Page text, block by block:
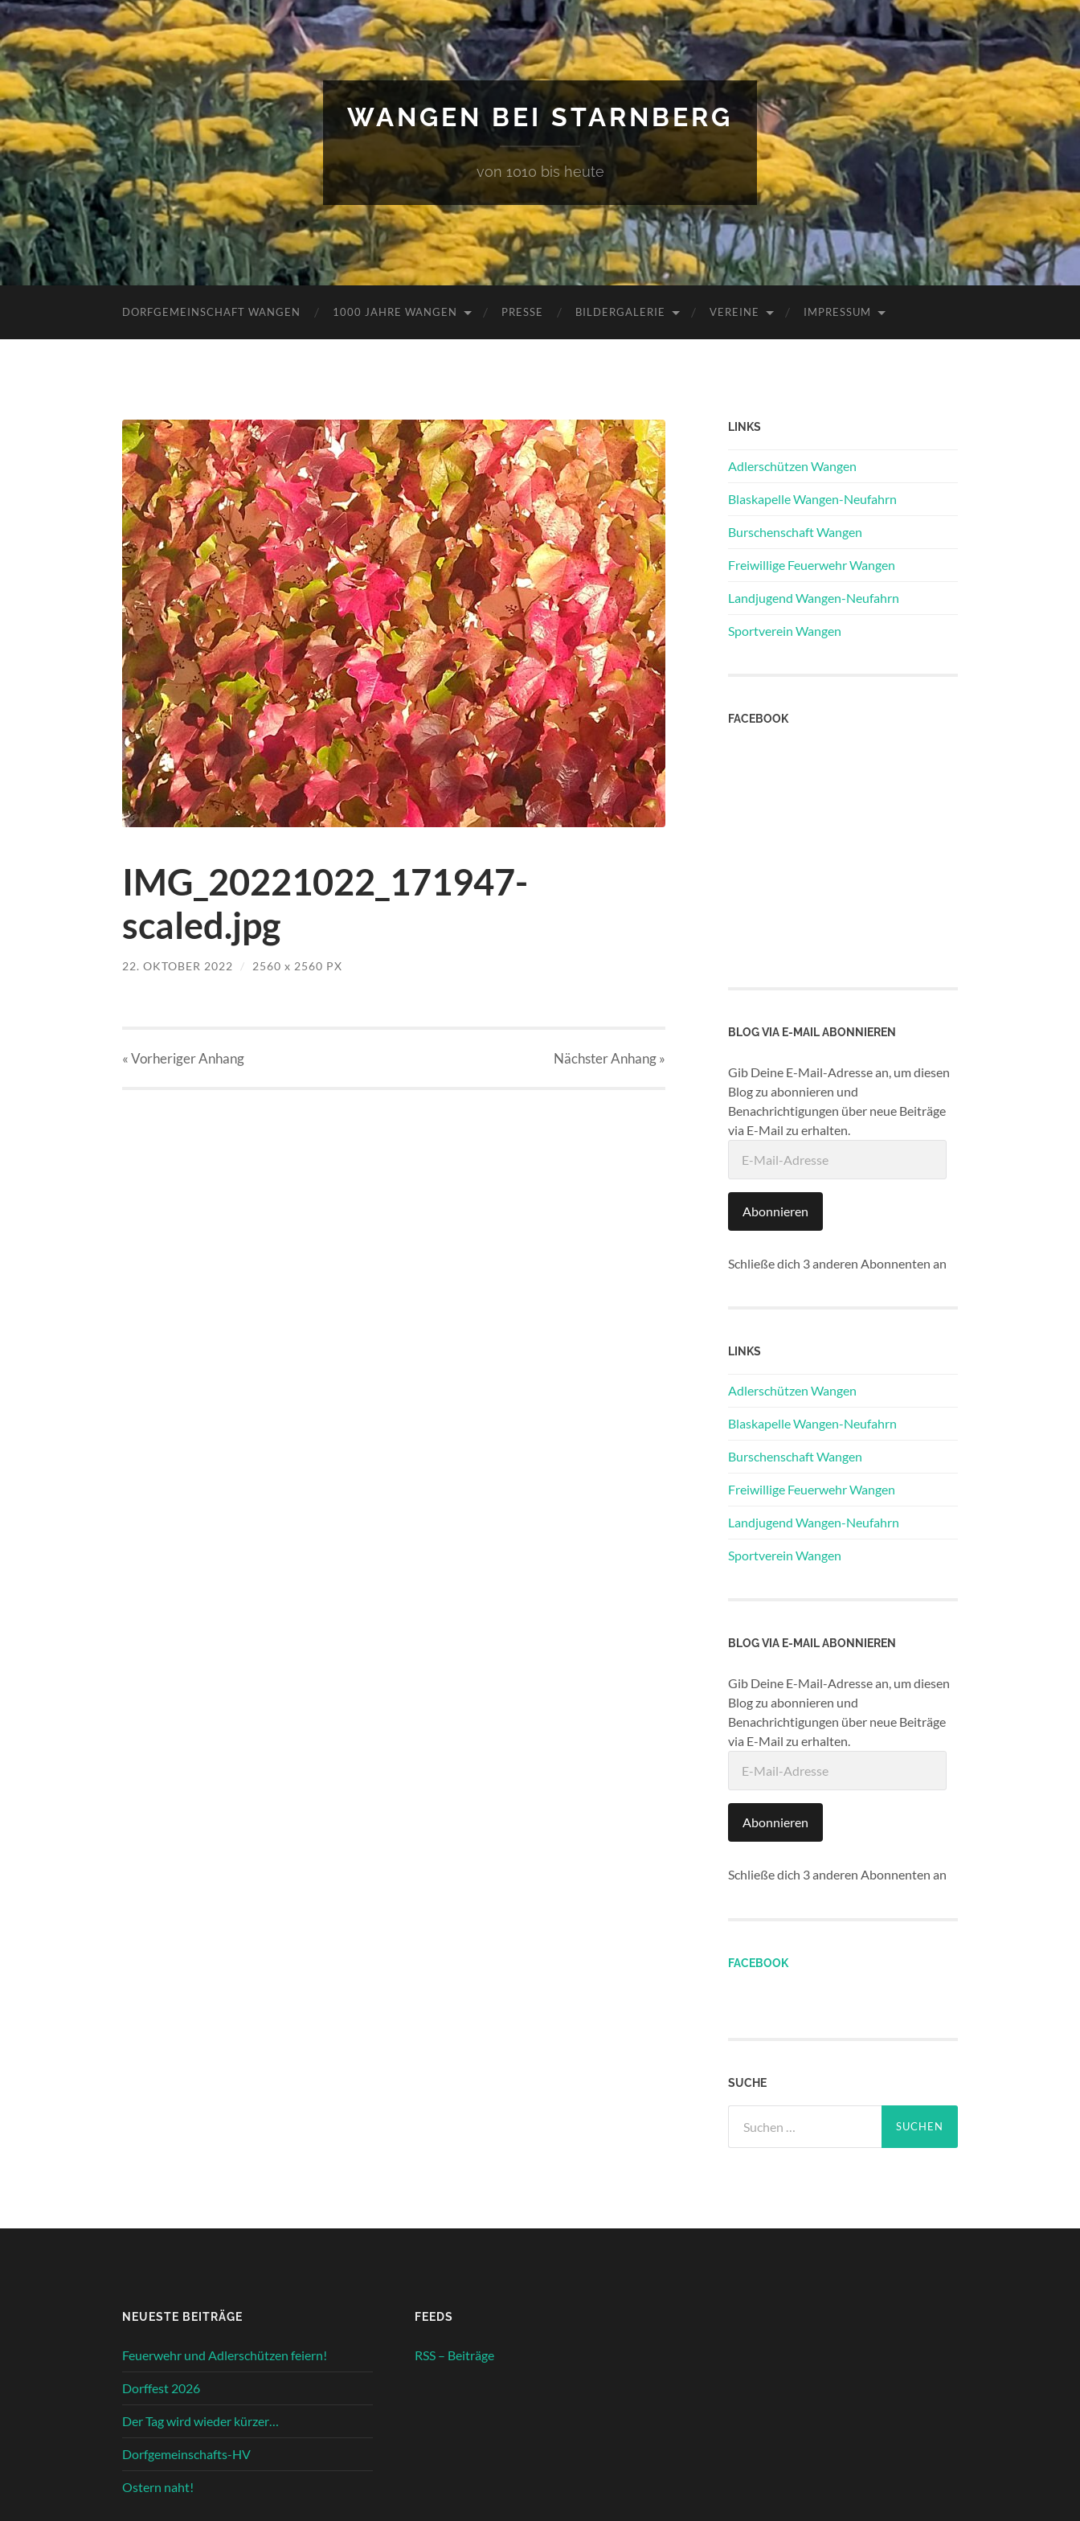
WANGEN BEI STARNBERG
von 1010 bis heute
DORFGEMEINSCHAFT WANGEN 1000 JAHRE WANGEN PRESSE BILDERGALERIE VEREINE IMPRESSUM
IMG_20221022_171947-
scaled.jpg
22. OKTOBER 2022 / 2560 x 2560 PX
« VorherigerAnhang NächsterAnhang»
LINKS
Adlerschützen Wangen
Blaskapelle Wangen-Neufahrn
Burschenschaft Wangen
Freiwillige Feuerwehr Wangen
Landjugend Wangen-Neufahrn
Sportverein Wangen
FACEBOOK
BLOG VIA E-MAIL ABONNIEREN
Gib Deine E-Mail-Adresse an, um diesen
Blog zu abonnieren und
Benachrichtigungen über neue Beiträge
via E-Mail zu erhalten.
Mail-
Abonnieren
Schließe dich 3 anderen Abonnenten an
LINKS
Adlerschützen Wangen
Blaskapelle Wangen-Neufahrn
Burschenschaft Wangen
Freiwillige Feuerwehr Wangen
Landjugend Wangen-Neufahrn
Sportverein Wangen
BLOG VIA E-MAIL ABONNIEREN
Gib Deine E-Mail-Adresse an, um diesen
Blog zu abonnieren und
Benachrichtigungen über neue Beiträge
via E-Mail zu erhalten.
Mail-
Abonnieren
Schließe dich 3 anderen Abonnenten an
FACEBOOK
SUCHE
nach:
NEUESTE BEITRÄGE
Feuerwehr und Adlerschützen feiern!
Dorffest 2026
Der Tag wird wieder kürzer…
Dorfgemeinschafts-HV
Ostern naht!
FEEDS
RSS – Beiträge